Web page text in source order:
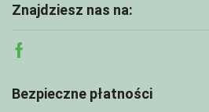
Znajdziesz nas na:
Facebook
Bezpieczne płatności